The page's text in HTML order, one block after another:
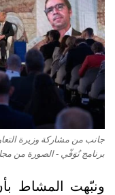
جانب من مشاركة وزيرة
برنامج نُوَفّي - الصورة من